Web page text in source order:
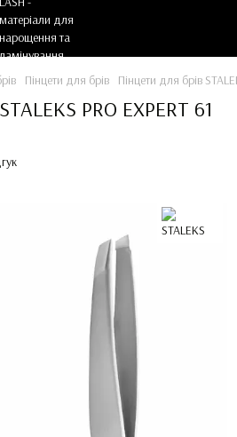
Пінцети для брів Пінцети для брів
PRO EXPERT 61